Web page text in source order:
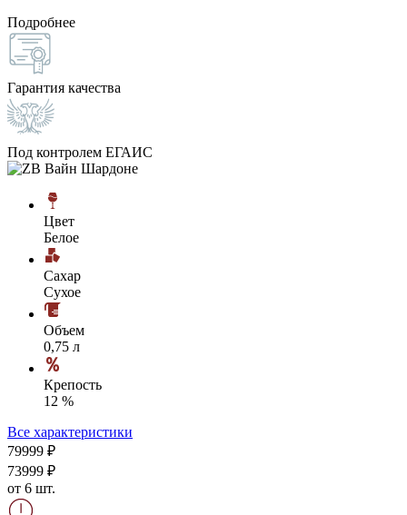
Подробнее
Гарантия качества
Под контролем ЕГАИС
Цвет
Белое
Сахар
Сухое
Объем
0,75 л
Крепость
12 %
Все характеристики
79999 ₽
73999 ₽
от 6 шт.